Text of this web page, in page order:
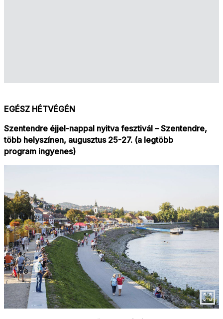
EGÉSZ HÉTVÉGÉN
Szentendre éjjel-nappal nyitva fesztivál – Szentendre,
több helyszínen, augusztus 25-27. (a legtöbb
program ingyenes)